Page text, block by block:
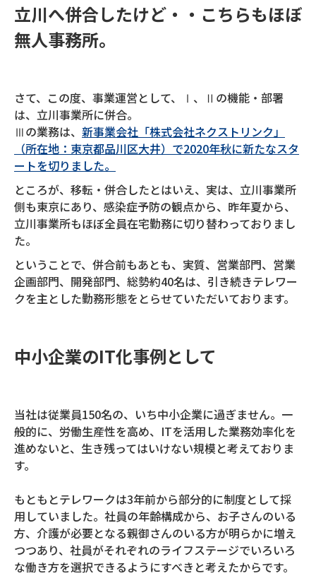
立川へ併合したけど・・こちらもほぼ
無人事務所。
さて、この度、事業運営として、Ⅰ、Ⅱの機能・部署
は、立川事業所に併合。
Ⅲの業務は、 新事業会社「株式会社ネクストリンク」
（所在地：東京都品川区大井）で2020年秋に新たなスタ
ートを切りました。
ところが、移転・併合したとはいえ、実は、立川事業所
側も東京にあり、感染症予防の観点から、昨年夏から、
立川事業所もほぼ全員在宅勤務に切り替わっておりまし
た。
ということで、併合前もあとも、実質、営業部門、営業
企画部門、開発部門、総勢約40名は、引き続きテレワー
クを主とした勤務形態をとらせていただいております。
中小企業のIT化事例として
当社は従業員150名の、いち中小企業に過ぎません。一
般的に、労働生産性を高め、ITを活用した業務効率化を
進めないと、生き残ってはいけない規模と考えておりま
す。
もともとテレワークは3年前から部分的に制度として採
用していました。社員の年齢構成から、お子さんのいる
方、介護が必要となる親御さんのいる方が明らかに増え
つつあり、社員がそれぞれのライフステージでいろいろ
な働き方を選択できるようにすべきと考えたからです。